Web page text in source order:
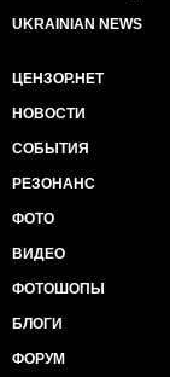
UKRAINIAN NEWS
ЦЕНЗОР.НЕТ
НОВОСТИ
СОБЫТИЯ
РЕЗОНАНС
ФОТО
ВИДЕО
ФОТОШОПЫ
БЛОГИ
ФОРУМ